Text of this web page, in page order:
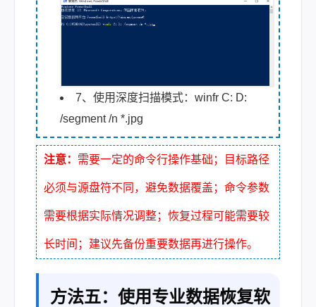
7、使用深度扫描模式：winfr C: D:
/segment /n *.jpg
注意： 需要一定的命令行操作基础；目标路径
必须与源盘符不同，避免数据覆盖；命令参数
需要根据实际情况调整；恢复过程可能需要较
长时间；建议先备份重要数据再进行操作。
方法五：使用专业数据恢复软